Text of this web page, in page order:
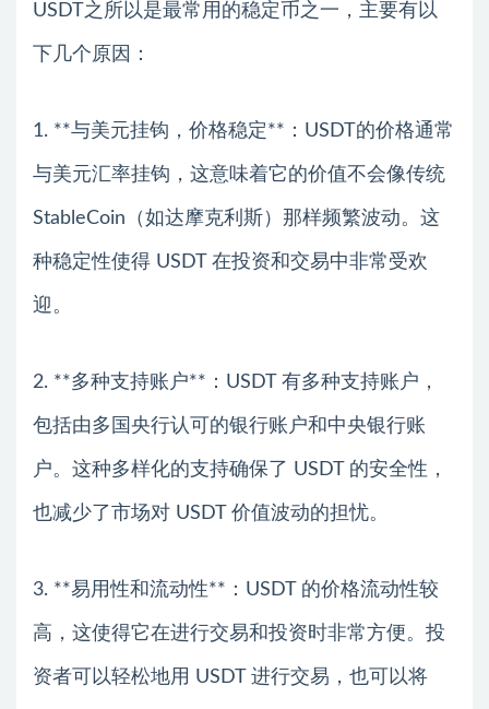
USDT之所以是最常用的稳定币之一，主要有以
下几个原因：
1. **与美元挂钩，价格稳定**：USDT的价格通常
与美元汇率挂钩，这意味着它的价值不会像传统
StableCoin（如达摩克利斯）那样频繁波动。这
种稳定性使得 USDT 在投资和交易中非常受欢
迎。
2. **多种支持账户**：USDT 有多种支持账户，
包括由多国央行认可的银行账户和中央银行账
户。这种多样化的支持确保了 USDT 的安全性，
也减少了市场对 USDT 价值波动的担忧。
3. **易用性和流动性**：USDT 的价格流动性较
高，这使得它在进行交易和投资时非常方便。投
资者可以轻松地用 USDT 进行交易，也可以将